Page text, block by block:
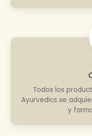
Todos los
Ayurvedics se
y